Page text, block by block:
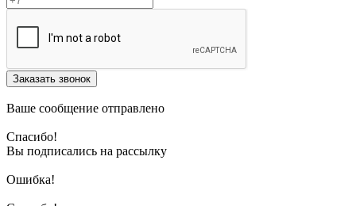
Заказать звонок
Ваше сообщение отправлено
Спасибо!
Вы подписались на рассылку
Ошибка!